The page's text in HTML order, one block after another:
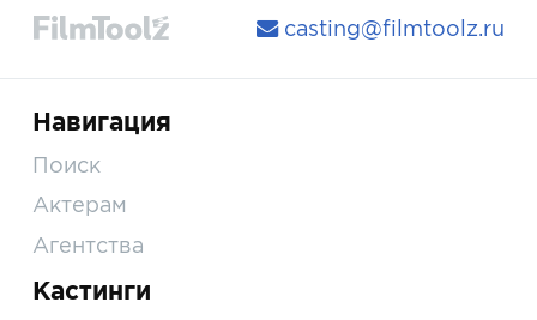
casting@filmtoolz.ru
Навигация
Поиск
Актерам
Агентства
Кастинги